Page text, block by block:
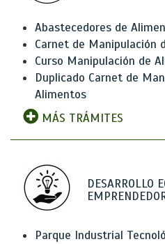
Abastecedores de
Carnet de Manipulación
Curso Manipulación de
Duplicado Carnet de
Alimentos
MÁS TRÁMITES
DESARROLLO
Parque Industrial